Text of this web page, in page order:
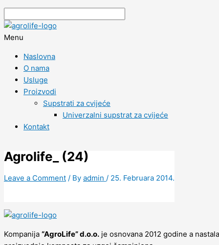
Menu
Naslovna
O nama
Usluge
Proizvodi
Supstrati za cvijeće
Univerzalni supstrat za cvijeće
Kontakt
Agrolife_ (24)
Leave a Comment / By admin / 25. Februara 2014.
Kompanija “AgroLife” d.o.o. je osnovana 2012 godine a